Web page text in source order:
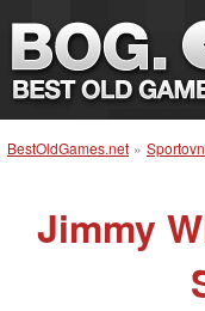
BestOldGames.net »
Jimmy